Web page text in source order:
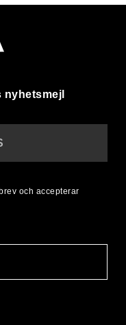
nyhetsmejl
och accepterar